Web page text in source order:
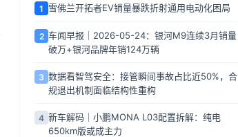
1 雪佛兰开拓者EV销量暴跌折射通用电动化困局
2 车闻早报｜2026-05-24：银河M9连续3月销量
破万+银河品牌年销124万辆
3 数据看智驾安全：接管瞬间事故占比近50%，合
规退出机制面临结构性重构
4 新车解码｜小鹏MONA L03配置拆解：纯电
650km版或成主力